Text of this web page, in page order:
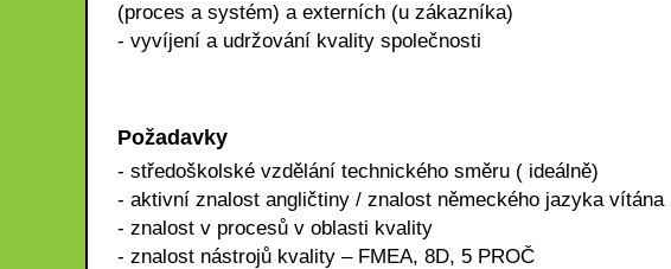
(proces a systém) a externích (u zákazníka)
- vyvíjení a udržování kvality společnosti
Požadavky
- středoškolské vzdělání technického směru ( ideálně)
- aktivní znalost angličtiny / znalost německého jazyka vítána
- znalost v procesů v oblasti kvality
- znalost nástrojů kvality – FMEA, 8D, 5 PROČ